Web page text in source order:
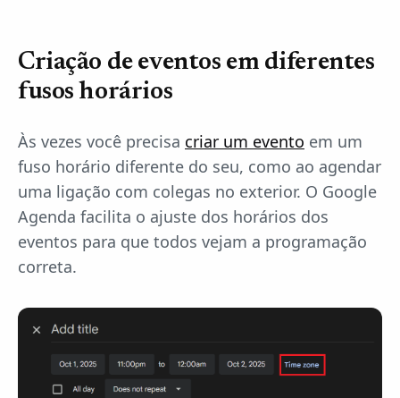
Criação de eventos em diferentes
fusos horários
Às vezes você precisa criar um evento em um
fuso horário diferente do seu, como ao agendar
uma ligação com colegas no exterior. O Google
Agenda facilita o ajuste dos horários dos
eventos para que todos vejam a programação
correta.